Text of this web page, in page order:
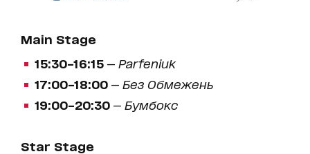
Main Stage
15:30–16:15 — Parfeniuk
17:00–18:00 — Без Обмежень
19:00–20:30 — Бумбокс
Star Stage